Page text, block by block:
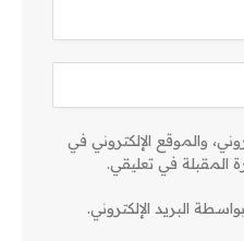
والموقع الإلكتروني في
المقبلة في تعليقي.
البريد الإلكتروني.